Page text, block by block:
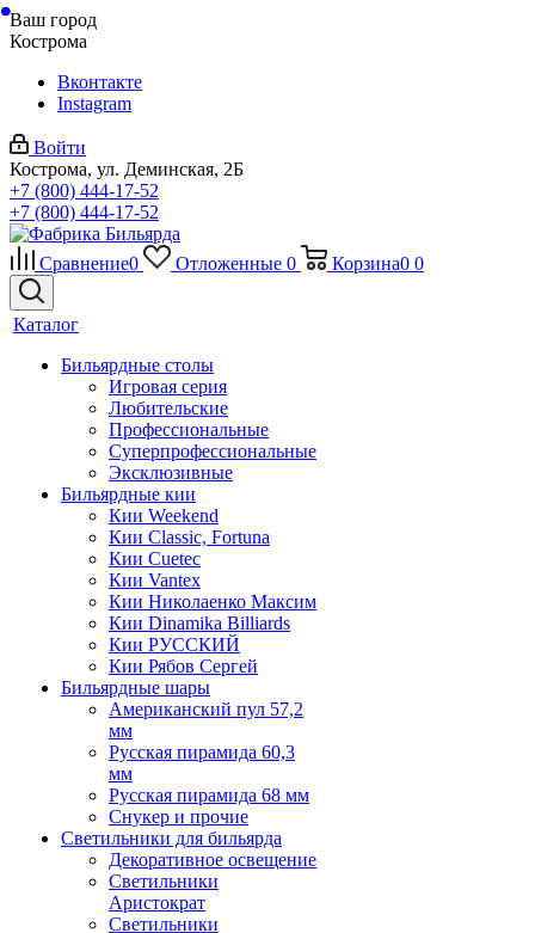
Ваш город
Кострома
Вконтакте
Instagram
Войти
Кострома, ул. Деминская, 2Б
+7 (800) 444-17-52
+7 (800) 444-17-52
Сравнение0 Отложенные 0 Корзина0 0
Каталог
Бильярдные столы
Игровая серия
Любительские
Профессиональные
Суперпрофессиональные
Эксклюзивные
Бильярдные кии
Кии Weekend
Кии Classic, Fortuna
Кии Cuetec
Кии Vantex
Кии Николаенко Максим
Кии Dinamika Billiards
Кии РУССКИЙ
Кии Рябов Сергей
Бильярдные шары
Американский пул 57,2
мм
Русская пирамида 60,3
мм
Русская пирамида 68 мм
Снукер и прочие
Светильники для бильярда
Декоративное освещение
Светильники
Аристократ
Светильники